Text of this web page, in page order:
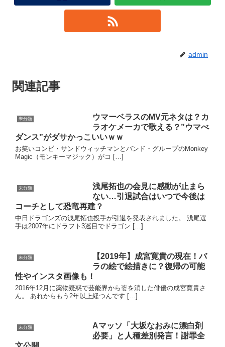
admin
関連記事
未分類
ウマーベラスのMV元ネタは？カ
ラオケメーカで歌える？”ウマべ
ダンス”がダサかっこいいｗｗ
お笑いコンビ・サンドウィッチマンとバンド・グループのMonkey
Magic（モンキーマジック）がコ […]
未分類
浅尾拓也の会見に感動が止まら
ない…引退試合はいつで今後は
コーチとして恐竜再建？
中日ドラゴンズの浅尾拓也投手が引退を発表されました。 浅尾選
手は2007年にドラフト3巡目でドラゴン […]
未分類
【2019年】成宮寛貴の現在！バ
ラの絵で絵描きに？復帰の可能
性やインスタ画像も！
2016年12月に薬物疑惑で芸能界から姿を消した俳優の成宮寛貴さ
ん。 あれからもう2年以上経つんです […]
未分類
Aマッソ「大坂なおみに漂白剤
必要」と人種差別発言！謝罪全